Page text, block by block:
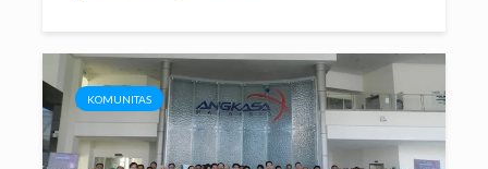
KOMUNITAS